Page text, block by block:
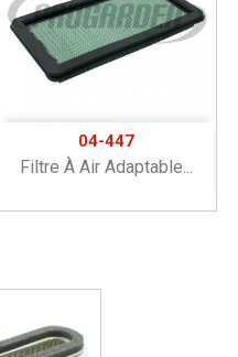
04-447
Filtre À Air Adaptable...